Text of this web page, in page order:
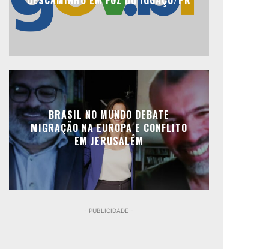
BRASIL NO MUNDO DEBATE
MIGRAÇÃO NA EUROPA E CONFLITO
EM JERUSALÉM
- PUBLICIDADE -